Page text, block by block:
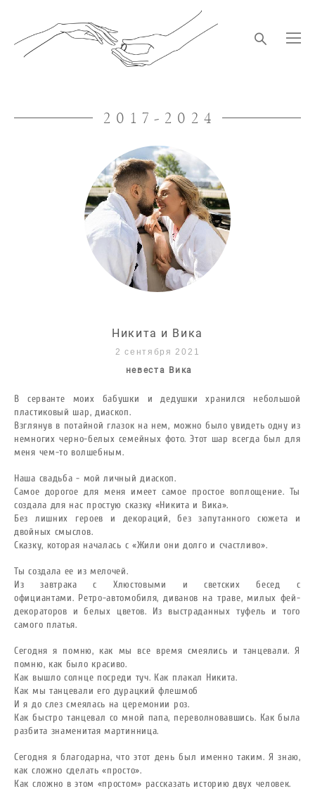
2017-2024
Никита и Вика
2 сентября 202 1
невеста Вика
В серванте моих бабушки и дедушки хранился небольшой
пластиковый шар, диаскоп.
Взглянув в потайной глазок на нем, можно было увидеть одну из
немногих черно-белых семейных фото.Этот шар всегда был для
меня чем-то волшебным.
Наша свадьба - мой личный диаскоп.
Самое дорогое для меня имеет самое простое воплощение. Ты
создала для нас простую сказку «Никита и Вика».
Без лишних героев и декораций, без запутанного сюжета и
двойных смыслов.
Сказку, которая началась с «Жили они долго и счастливо».
Ты создала ее из мелочей.
Из завтрака с Хлюстовыми и светских бесед с
официантами. Ретро-автомобиля, диванов на траве, милых фей-
декораторов и белых цветов. Из выстраданных туфель и того
самого платья.
Сегодня я помню, как мы все время смеялись и танцевали.Я
помню, как было красиво.
Как вышло солнце посреди туч. Как плакал Никита.
Как мы танцевали его дурацкий флешмоб
И я до слез смеялась на церемонии роз.
Как быстро танцевал со мной папа, переволновавшись. Как была
разбита знаменитая мартинница.
Сегодня я благодарна, что этот день был именно таким. Я знаю,
как сложно сделать «просто».
Как сложно в этом «простом» рассказать историю двух человек.